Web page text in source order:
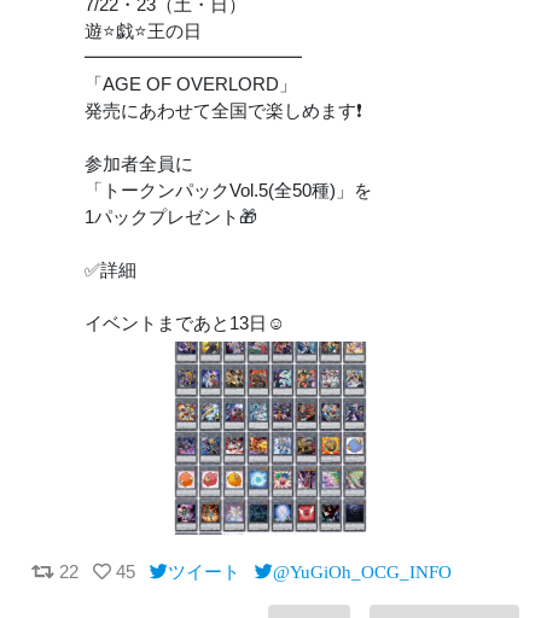
7/22・23（土・日）
遊⭐️戯⭐️王の日
━━━━━━━━━━━━
「AGE OF OVERLORD」
発売にあわせて全国で楽しめます❗️
参加者全員に
「トークンパックVol.5(全50種)」を
1パックプレゼント🎁
✅詳細
イベントまであと13日☺️
22 45 ツイート @YuGiOh_OCG_INFO